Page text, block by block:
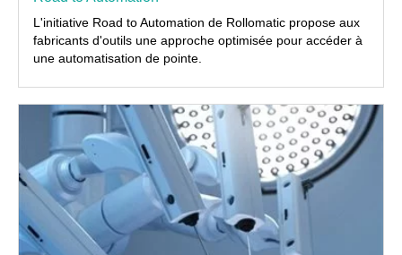
L'initiative Road to Automation de Rollomatic propose aux
fabricants d'outils une approche optimisée pour accéder à
une automatisation de pointe.